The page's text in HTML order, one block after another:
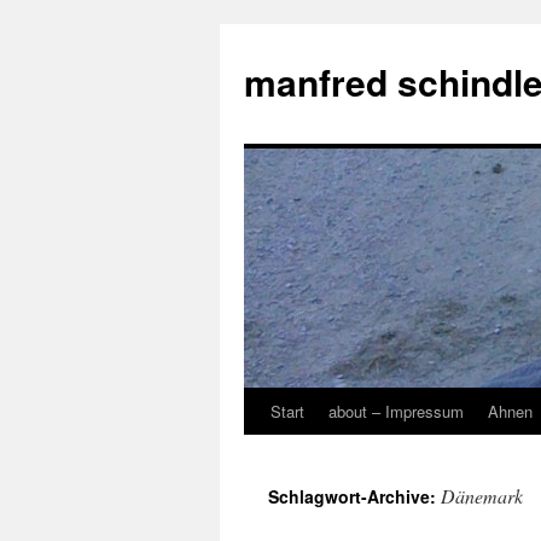
manfred
Zum
springen
Start about – Impressum Ahnen
Schlagwort-Archive: Dänemark